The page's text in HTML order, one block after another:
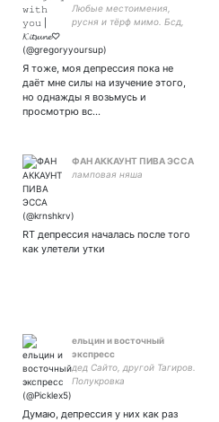
Любые местоимения,
русня и тёрф мимо. Бсд,
фэндомы. ЛГБТК+ и
аутизм и ебанутые идеи.
Я тоже, моя депрессия пока не
даёт мне силы на изучение этого,
но однажды я возьмусь и
просмотрю вс…
ФАН АККАУНТ ПИВА ЭССА
ламповая няша
RT депрессия началась после того
как улетели утки
ельцин и восточный
экспресс
дед Сайто, другой Тагиров.
Полукровка
Думаю, депрессия у них как раз